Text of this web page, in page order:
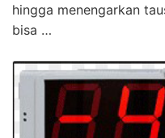
hingga menengarkan
bisa …